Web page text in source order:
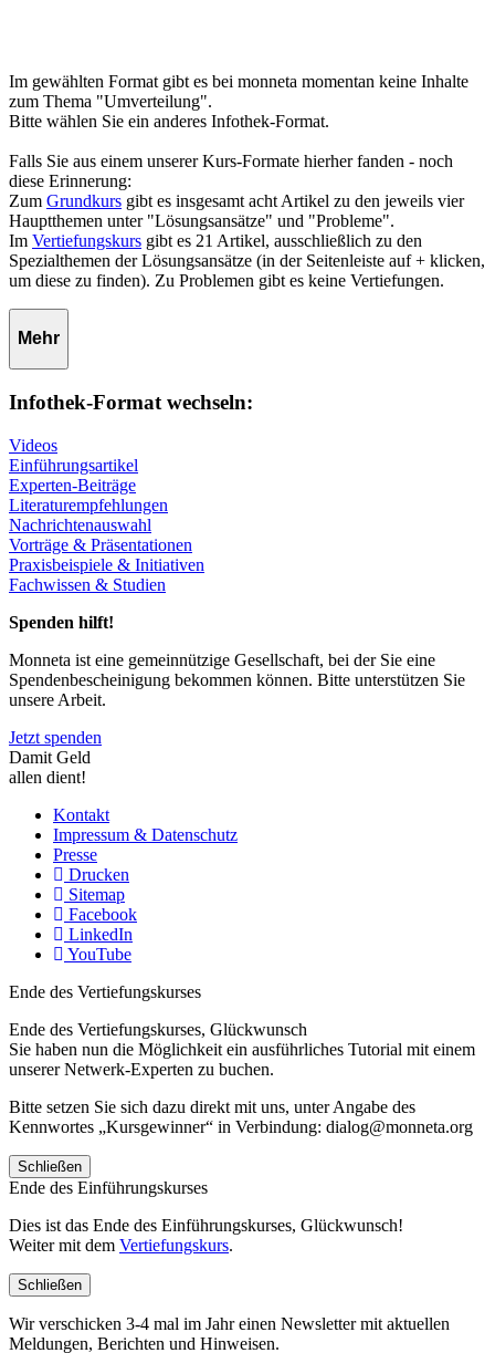
Im gewählten Format gibt es bei monneta momentan keine Inhalte
zum Thema "Umverteilung".
Bitte wählen Sie ein anderes Infothek-Format.
Falls Sie aus einem unserer Kurs-Formate hierher fanden - noch
diese Erinnerung:
Zum Grundkurs gibt es insgesamt acht Artikel zu den jeweils vier
Hauptthemen unter "Lösungsansätze" und "Probleme".
Im Vertiefungskurs gibt es 21 Artikel, ausschließlich zu den
Spezialthemen der Lösungsansätze (in der Seitenleiste auf + klicken,
um diese zu finden). Zu Problemen gibt es keine Vertiefungen.
Mehr
Infothek-Format wechseln:
Videos
Einführungsartikel
Experten-Beiträge
Literaturempfehlungen
Nachrichtenauswahl
Vorträge & Präsentationen
Praxisbeispiele & Initiativen
Fachwissen & Studien
Spenden hilft!
Monneta ist eine gemeinnützige Gesellschaft, bei der Sie eine
Spendenbescheinigung bekommen können. Bitte unterstützen Sie
unsere Arbeit.
Jetzt spenden
Damit Geld
allen dient!
Kontakt
Impressum & Datenschutz
Presse
Drucken
Sitemap
Facebook
LinkedIn
YouTube
Ende des Vertiefungskurses
Ende des Vertiefungskurses, Glückwunsch
Sie haben nun die Möglichkeit ein ausführliches Tutorial mit einem
unserer Netwerk-Experten zu buchen.
Bitte setzen Sie sich dazu direkt mit uns, unter Angabe des
Kennwortes „Kursgewinner“ in Verbindung: dialog@monneta.org
Schließen
Ende des Einführungskurses
Dies ist das Ende des Einführungskurses, Glückwunsch!
Weiter mit dem Vertiefungskurs.
Schließen
Wir verschicken 3-4 mal im Jahr einen Newsletter mit aktuellen
Meldungen, Berichten und Hinweisen.